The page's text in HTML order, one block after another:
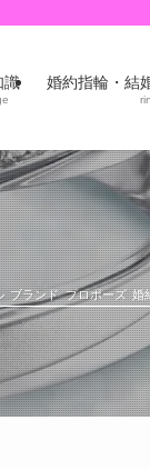
識 婚約指輪・結
ブランド プロポーズ 婚